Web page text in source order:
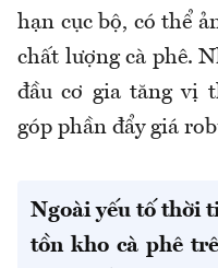
hạn cục bộ, có thể
chất lượng cà phê.
đầu cơ gia tăng vị
góp phần đẩy giá
Ngoài yếu tố thời
tồn kho cà phê